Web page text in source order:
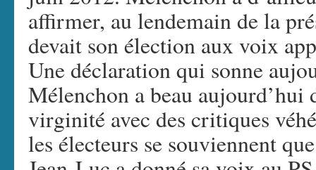
affirmer, au lendemain de la
devait son élection aux voix
Une déclaration qui sonne
Mélenchon a beau aujourd’hui
virginité avec des critiques
les électeurs se souviennent